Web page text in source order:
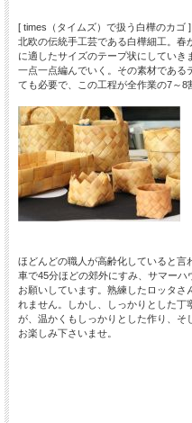
[ times（タイムズ）で扱う白樺のカゴ ]
北欧の伝統手工芸である白樺細工。春
に適したサイズのテープ状にしてい
一点一点編んでいく。その素材である
ても必要で、この工程が全作業の7～8
ほどんどの職人が高齢化していると言
車で45分ほどの郊外にすみ、サマー
お願いしています。熟練したロッタ
れません。しかし、しっかりとした
が、温かくもしっかりとした作り、
お楽しみ下さいませ。